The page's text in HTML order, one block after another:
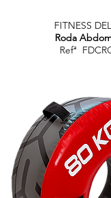
FITNESS
Roda
Refª